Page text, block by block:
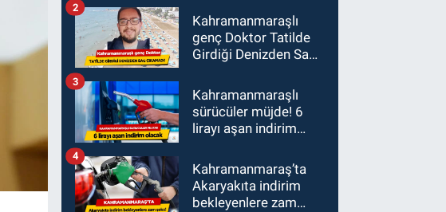
uygulaması başladı
Kahramanmaraşlı
genç Doktor Tatilde
Girdiği Denizden Sağ
2
Kahramanmaraşlı
sürücüler müjde! 6
lirayı aşan indirim
3
Kahramanmaraş’ta
Akaryakıta indirim
bekleyenlere zam
4